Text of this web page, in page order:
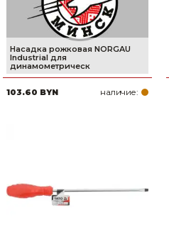
Насадка рожковая NORGAU
Industrial для
динамометрическ
103.60 BYN наличие: